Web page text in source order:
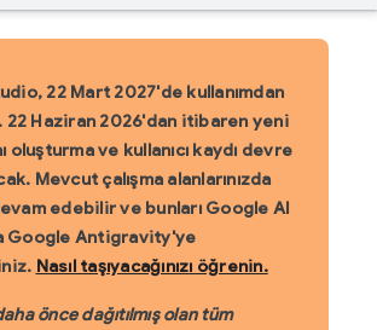
22 Mart 2027'de kullanımdan
22 Haziran 2026'dan itibaren yeni
oluşturma ve kullanıcı kaydı devre
Mevcut çalışma alanlarınızda
edebilir ve bunları Google AI
Google Antigravity'ye
Nasıl taşıyacağınızı öğrenin.
önce dağıtılmış olan tüm